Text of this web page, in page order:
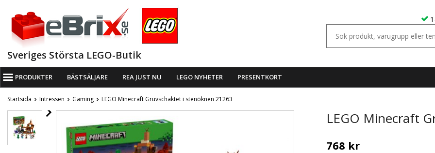
Sveriges Största LEGO-Butik
PRODUKTER BÄSTSÄLJARE REA JUST NU LEGO NYHETER PRESENTKORT
Startsida Intressen Gaming LEGO Minecraft Gruvschaktet i stenöknen 21263
LEGO Minecraft
768 kr